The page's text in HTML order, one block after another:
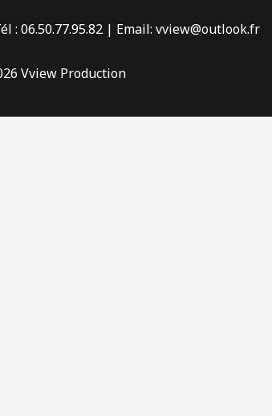
: 06.50.77.95.82 | Email: vview@outlook.fr
Vview Production